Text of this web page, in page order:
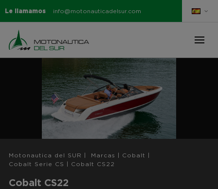
Le llamamos info@motonauticadelsur.com
Motonautica del SUR Marcas Cobalt
Cobalt Serie CS
Cobalt CS22
Cobalt CS22